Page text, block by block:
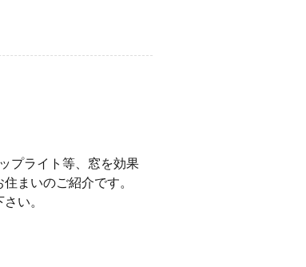
プライト等、窓を効果
まいのご紹介です。
い。